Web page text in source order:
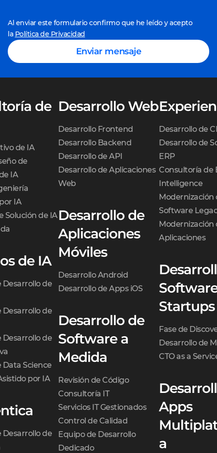
Al enviar este formulario confirmo que he leído y acepto
la Política de Privacidad
Enviar mensaje
de
de IA
de
IA
IA
Solución de IA
de IA
Desarrollo de
Desarrollo de
Desarrollo de
Data Science
por IA
Desarrollo de
Desarrollo Web
Desarrollo Frontend
Desarrollo Backend
Desarrollo de API
Desarrollo de Aplicaciones
Web
Desarrollo de
Aplicaciones
Móviles
Desarrollo Android
Desarrollo de Apps iOS
Desarrollo de
Software a
Medida
Revisión de Código
Consultoría IT
Servicios IT Gestionados
Control de Calidad
Equipo de Desarrollo
Dedicado
Desarrollo de
Desarrollo de
ERP
Consultoría de
Intelligence
Modernización
Software
Modernización
Aplicaciones
Startups
Fase de
Desarrollo de
CTO as a
Apps
a